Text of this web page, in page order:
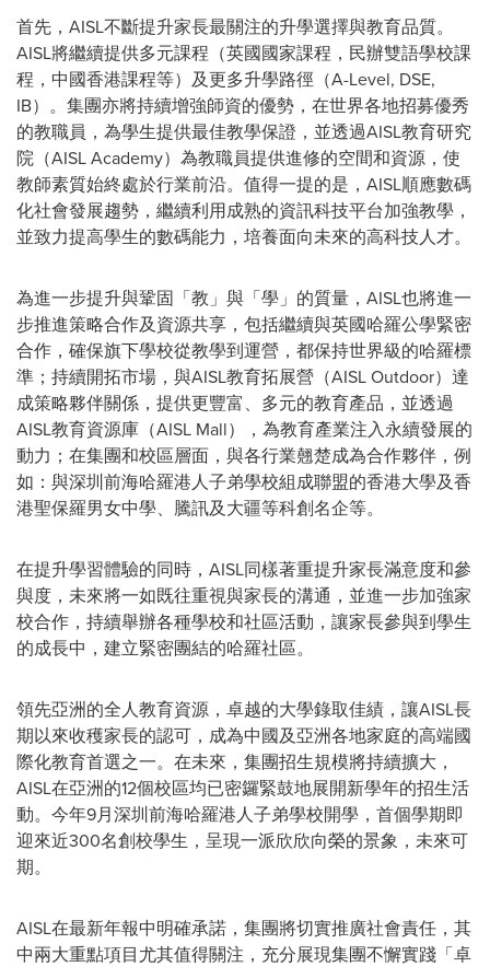
首先，AISL不斷提升家長最關注的升學選擇與教育品質。
AISL將繼續提供多元課程（英國國家課程，民辦雙語學校課
程，中國香港課程等）及更多升學路徑（A-Level, DSE,
IB）。集團亦將持續增強師資的優勢，在世界各地招募優秀
的教職員，為學生提供最佳教學保證，並透過AISL教育研究
院（AISL Academy）為教職員提供進修的空間和資源，使
教師素質始終處於行業前沿。值得一提的是，AISL順應數碼
化社會發展趨勢，繼續利用成熟的資訊科技平台加強教學，
並致力提高學生的數碼能力，培養面向未來的高科技人才。
為進一步提升與鞏固「教」與「學」的質量，AISL也將進一
步推進策略合作及資源共享，包括繼續與英國哈羅公學緊密
合作，確保旗下學校從教學到運營，都保持世界級的哈羅標
準；持續開拓市場，與AISL教育拓展營（AISL Outdoor）達
成策略夥伴關係，提供更豐富、多元的教育產品，並透過
AISL教育資源庫（AISL Mall），為教育產業注入永續發展的
動力；在集團和校區層面，與各行業翹楚成為合作夥伴，例
如：與深圳前海哈羅港人子弟學校組成聯盟的香港大學及香
港聖保羅男女中學、騰訊及大疆等科創名企等。
在提升學習體驗的同時，AISL同樣著重提升家長滿意度和參
與度，未來將一如既往重視與家長的溝通，並進一步加強家
校合作，持續舉辦各種學校和社區活動，讓家長參與到學生
的成長中，建立緊密團結的哈羅社區。
領先亞洲的全人教育資源，卓越的大學錄取佳績，讓AISL長
期以來收穫家長的認可，成為中國及亞洲各地家庭的高端國
際化教育首選之一。在未來，集團招生規模將持續擴大，
AISL在亞洲的12個校區均已密鑼緊鼓地展開新學年的招生活
動。今年9月深圳前海哈羅港人子弟學校開學，首個學期即
迎來近300名創校學生，呈現一派欣欣向榮的景象，未來可
期。
AISL在最新年報中明確承諾，集團將切實推廣社會責任，其
中兩大重點項目尤其值得關注，充分展現集團不懈實踐「卓